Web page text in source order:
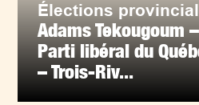
Élections
Adams Tekougoum –
Parti libéral du
– Trois-Riv...